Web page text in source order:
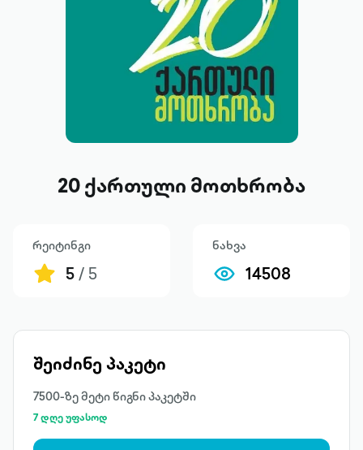
20 ქართული მოთხრობა
რეიტინგი
5/ 5
ნახვა
14508
შეიძინე პაკეტი
7500-ზე მეტი წიგნი პაკეტში
7 დღე უფასოდ